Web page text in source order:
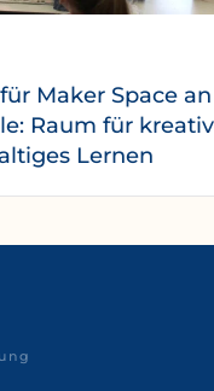
Maker Space
Raum für
Lernen